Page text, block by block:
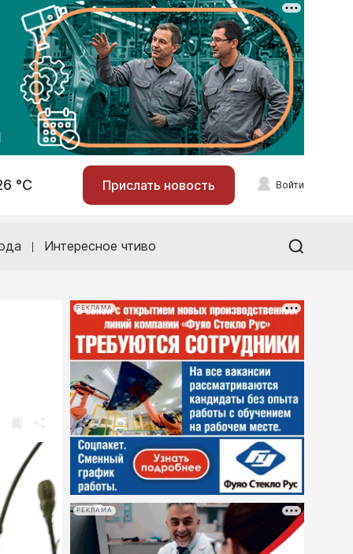
°С Прислать новость Войти
Интересное чтиво
РЕКЛАМА
РЕКЛАМА